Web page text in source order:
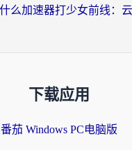
下载应用
番茄 Windows PC电脑版